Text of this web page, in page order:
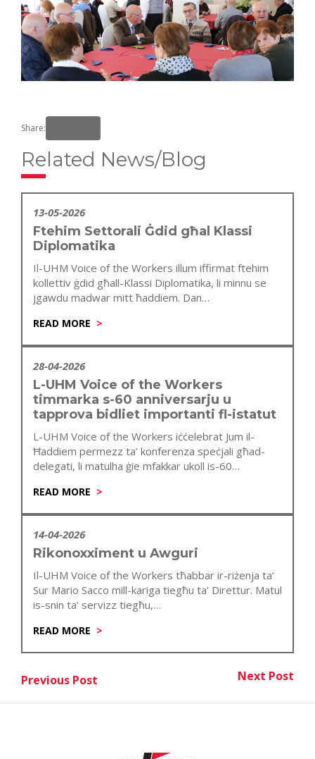
Share:
Related News/Blog
13-05-2026
Ftehim Settorali Ġdid għal Klassi
Diplomatika
Il-UHM Voice of the Workers illum iffirmat ftehim
kollettiv ġdid għall-Klassi Diplomatika, li minnu se
jgawdu madwar mitt ħaddiem. Dan…
READ MORE
28-04-2026
L-UHM Voice of the Workers
timmarka s-60 anniversarju u
tapprova bidliet importanti fl-istatut
L-UHM Voice of the Workers iċċelebrat Jum il-
Ħaddiem permezz ta’ konferenza speċjali għad-
delegati, li matulha ġie mfakkar ukoll is-60
READ MORE
14-04-2026
Rikonoxximent u Awguri
Il-UHM Voice of the Workers tħabbar ir-riżenja ta’
Sur Mario Sacco mill-kariga tiegħu ta’ Direttur. Matul
is-snin ta’ servizz tiegħu,…
READ MORE
Post
navigation
Previous Post
Previous Post Next Post